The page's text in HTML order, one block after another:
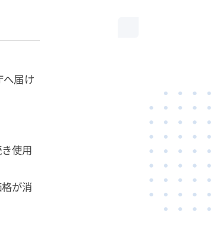
へ届け
使用
が消